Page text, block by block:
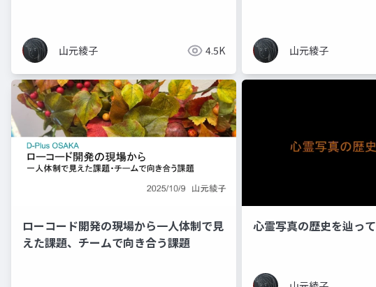
山元綾子 4.5K 山元綾子
ローコード開発の現場から一人体制で見
えた課題、チームで向き合う課題
心霊写真の歴史を辿って